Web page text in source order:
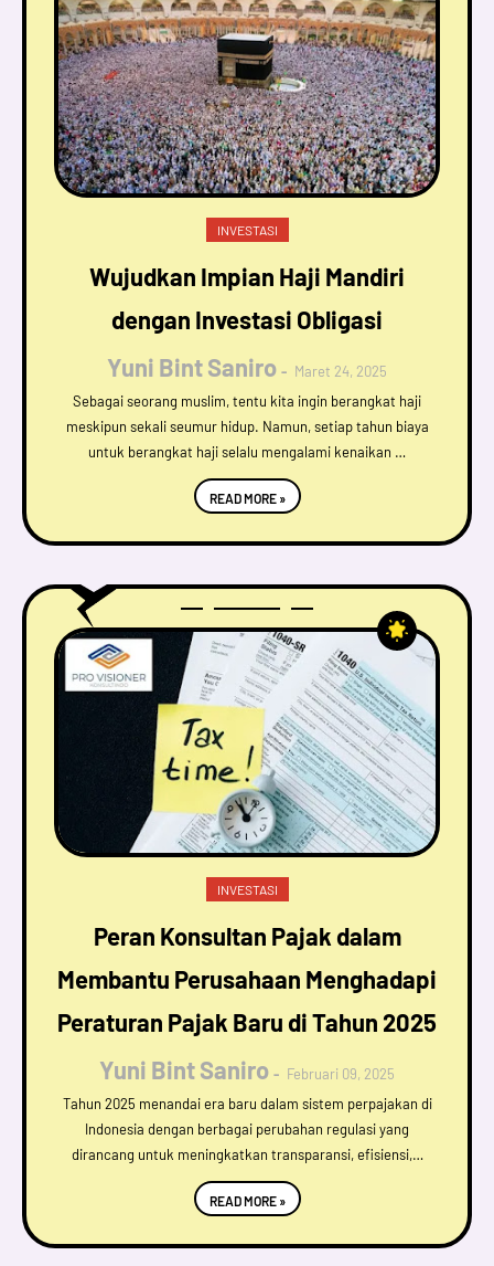
INVESTASI
Wujudkan Impian Haji Mandiri
dengan Investasi Obligasi
Yuni Bint Saniro
Maret 24, 2025
Sebagai seorang muslim, tentu kita ingin berangkat haji
meskipun sekali seumur hidup. Namun, setiap tahun biaya
untuk berangkat haji selalu mengalami kenaikan …
READ MORE »
INVESTASI
Peran Konsultan Pajak dalam
Membantu Perusahaan Menghadapi
Peraturan Pajak Baru di Tahun 2025
Yuni Bint Saniro
Februari 09, 2025
Tahun 2025 menandai era baru dalam sistem perpajakan di
Indonesia dengan berbagai perubahan regulasi yang
dirancang untuk meningkatkan transparansi, efisiensi,…
READ MORE »